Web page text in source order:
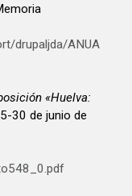
drupaljda/ANUA
«Huelva:
30 de junio de